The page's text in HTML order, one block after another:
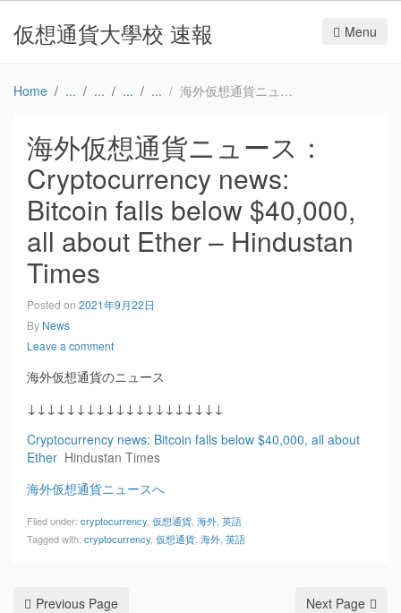
仮想通貨大學校 速報 Menu
Home 海外仮想通貨ニュース：Cryptocurrency news: Bitcoin falls below $40,000, all about Ether – Hindustan Times
海外仮想通貨ニュース：
Cryptocurrency news:
Bitcoin falls below $40,000,
all about Ether – Hindustan
Times
Posted on 2021年9月22日
By News
Leave a comment
海外仮想通貨のニュース
↓↓↓↓↓↓↓↓↓↓↓↓↓↓↓↓↓↓↓↓
Cryptocurrency news: Bitcoin falls below $40,000, all about
Ether Hindustan Times
海外仮想通貨ニュースへ
Filed under: cryptocurrency 仮想通貨 海外 英語
Tagged with: cryptocurrency 仮想通貨 海外 英語
Previous Page Next Page